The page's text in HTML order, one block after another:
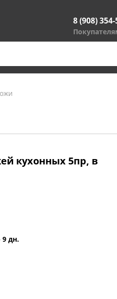
8 (908)
кухонных 5пр, в
9 дн.